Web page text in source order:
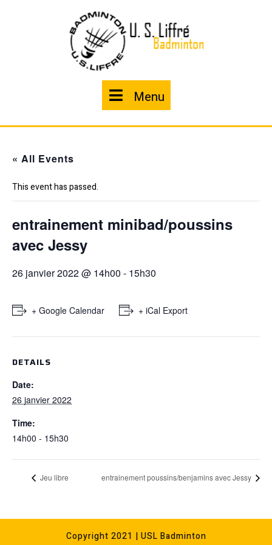
Menu
« All Events
This event has passed.
entrainement minibad/poussins
avec Jessy
26 janvier 2022 @ 14h00 - 15h30
+ Google Calendar + iCal Export
DETAILS
Date:
26 janvier 2022
Time:
14h00 - 15h30
Jeu libre entrainement poussins/benjamins avec Jessy
Copyright 2021 | USL Badminton